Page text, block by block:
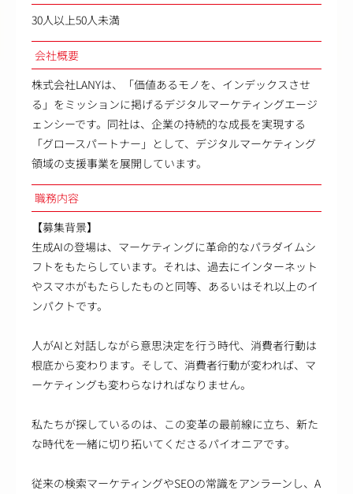
30人以上50人未満
会社概要
株式会社LANYは、「価値あるモノを、インデックスさせ
る」をミッションに掲げるデジタルマーケティングエージ
ェンシーです。同社は、企業の持続的な成長を実現する
「グロースパートナー」として、デジタルマーケティング
領域の支援事業を展開しています。
職務内容
【募集背景】
生成AIの登場は、マーケティングに革命的なパラダイムシ
フトをもたらしています。それは、過去にインターネット
やスマホがもたらしたものと同等、あるいはそれ以上のイ
ンパクトです。
人がAIと対話しながら意思決定を行う時代、消費者行動は
根底から変わります。そして、消費者行動が変われば、マ
ーケティングも変わらなければなりません。
私たちが探しているのは、この変革の最前線に立ち、新た
な時代を一緒に切り拓いてくださるパイオニアです。
従来の検索マーケティングやSEOの常識をアンラーンし、A